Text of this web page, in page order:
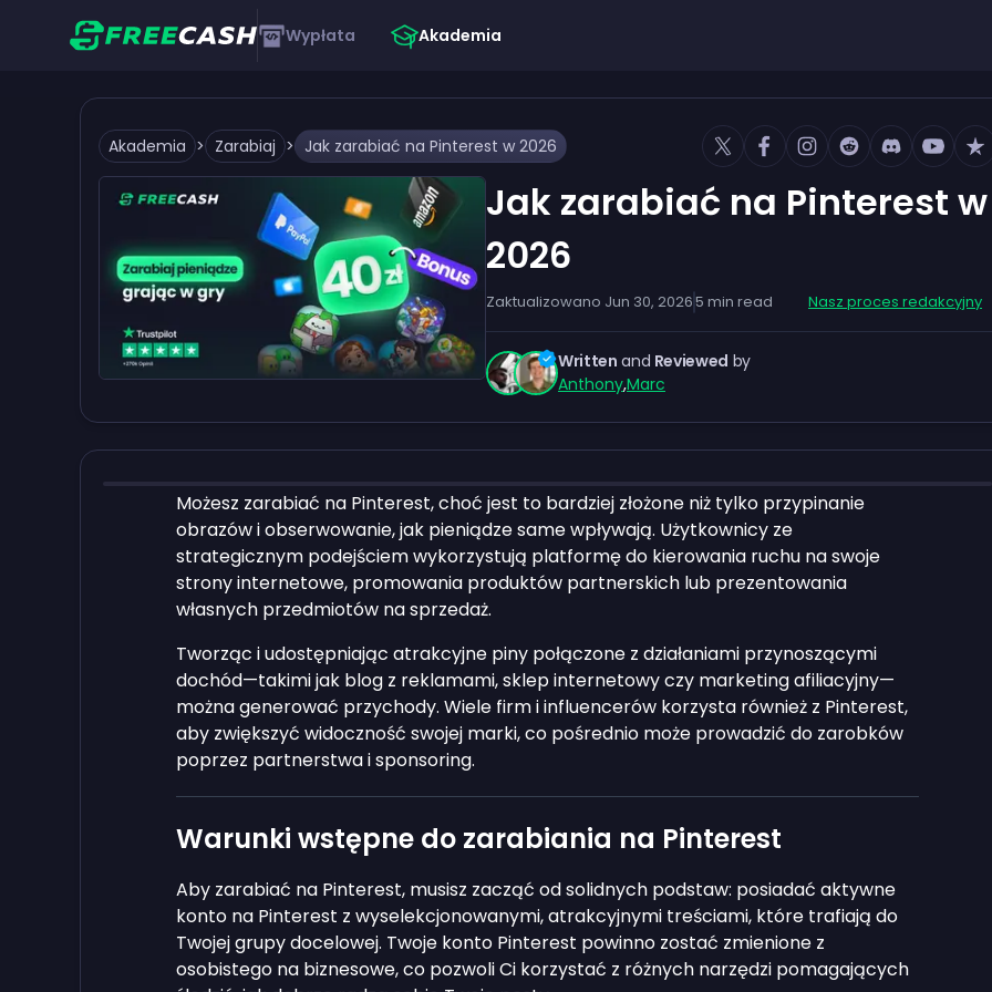
Wypłata Akademia
Akademia > Zarabiaj > Jak zarabiać na Pinterest w 2026
Jak zarabiać na Pinterest w
2026
Zaktualizowano Jun 30, 20265 min read Nasz proces redakcyjny
Written and Reviewed by
Anthony,Marc
Możesz zarabiać na Pinterest, choć jest to bardziej złożone niż tylko przypinanie
obrazów i obserwowanie, jak pieniądze same wpływają. Użytkownicy ze
strategicznym podejściem wykorzystują platformę do kierowania ruchu na swoje
strony internetowe, promowania produktów partnerskich lub prezentowania
własnych przedmiotów na sprzedaż.
Tworząc i udostępniając atrakcyjne piny połączone z działaniami przynoszącymi
dochód—takimi jak blog z reklamami, sklep internetowy czy marketing afiliacyjny—
można generować przychody. Wiele firm i influencerów korzysta również z Pinterest,
aby zwiększyć widoczność swojej marki, co pośrednio może prowadzić do zarobków
poprzez partnerstwa i sponsoring.
Warunki wstępne do zarabiania na Pinterest
Aby zarabiać na Pinterest, musisz zacząć od solidnych podstaw: posiadać aktywne
konto na Pinterest z wyselekcjonowanymi, atrakcyjnymi treściami, które trafiają do
Twojej grupy docelowej. Twoje konto Pinterest powinno zostać zmienione z
osobistego na biznesowe, co pozwoli Ci korzystać z różnych narzędzi pomagających